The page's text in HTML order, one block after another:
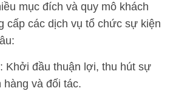
mục đích và quy mô khách
cấp các dịch vụ tổ chức sự kiện
: Khởi đầu thuận lợi, thu hút sự
hàng và đối tác.